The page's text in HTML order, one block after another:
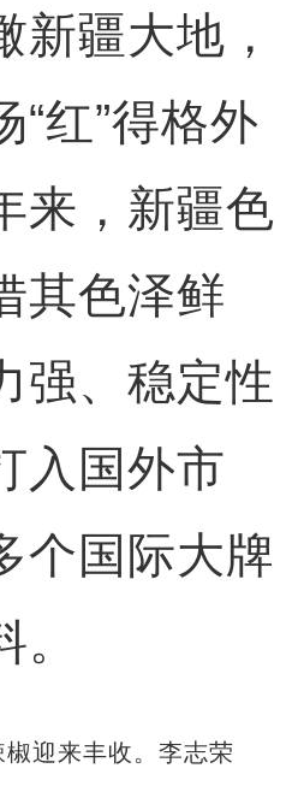
新疆大地，
“红”得格外
来，新疆色
其色泽鲜
强、稳定性
入国外市
个国际大牌
椒迎来丰收。李志荣